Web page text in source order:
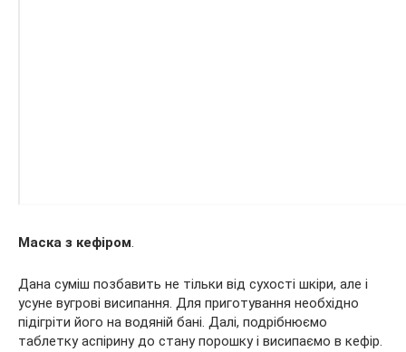
Маска з кефіром.
Дана суміш позбавить не тільки від сухості шкіри, але і
усуне вугрові висипання. Для приготування необхідно
підігріти його на водяній бані. Далі, подрібнюємо
таблетку аспірину до стану порошку і висипаємо в кефір.